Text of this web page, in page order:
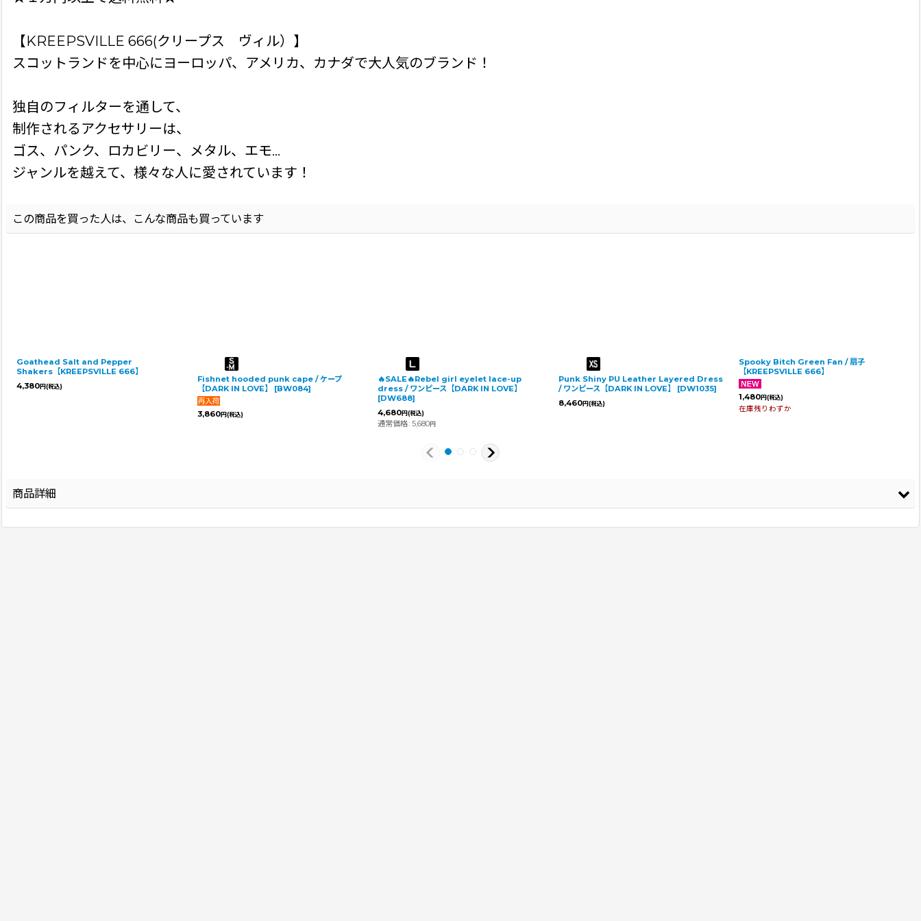
【KREEPSVILLE 666(クリープス ヴィル）】
スコットランドを中心にヨーロッパ、アメリカ、カナダで大人気のブランド！
独自のフィルターを通して、
制作されるアクセサリーは、
ゴス、パンク、ロカビリー、メタル、エモ…
ジャンルを越えて、様々な人に愛されています！
この商品を買った人は、こんな商品も買っています
Goathead Salt and Pepper
Shakers【KREEPSVILLE 666】
4,380円 (税込)
Fishnet hooded punk cape / ケープ
【DARK IN LOVE】
[BW084]
3,860円 (税込)
🔥SALE🔥Rebel girl eyelet lace-up
dress / ワンピース【DARK IN LOVE】
[DW688]
4,680円(税込)
通常価格: 5,680円
Punk Shiny PU Leather Layered Dress
/ ワンピース【DARK IN LOVE】
[DW1035]
8,460円 (税込)
Spooky Bitch Green Fan / 扇子
【KREEPSVILLE 666】
1,480円(税込)
在庫残りわずか
商品詳細
登録年 2026